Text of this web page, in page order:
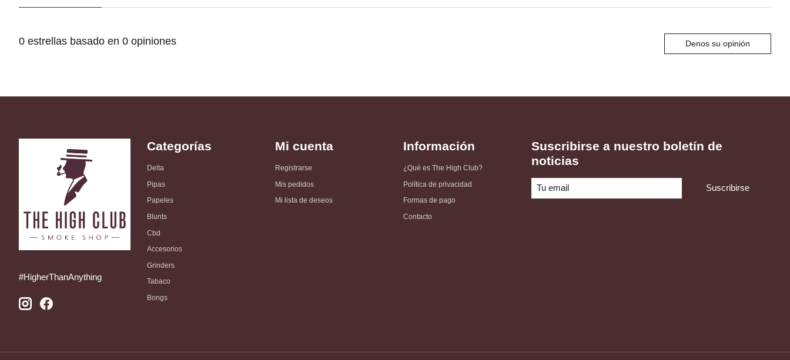
0 estrellas basado en 0 opiniones Denos su opinión
#HigherThanAnything
Categorías
Delta
Pipas
Papeles
Blunts
Cbd
Accesorios
Grinders
Tabaco
Bongs
Mi cuenta
Registrarse
Mis pedidos
Mi lista de deseos
Información
¿Qué es The High Club?
Política de privacidad
Formas de pago
Contacto
Suscribirse a nuestro boletín de
noticias
Suscribirse